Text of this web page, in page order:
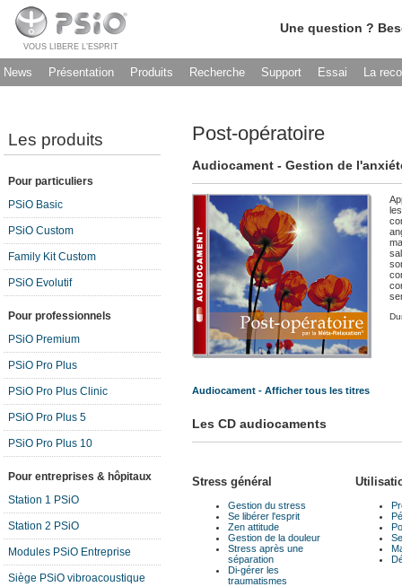
VOUS LIBERE L’ESPRIT
Une question ?
News Présentation Produits Recherche Support Essai La
Les produits
Pour particuliers
PSiO Basic
PSiO Custom
Family Kit Custom
PSiO Evolutif
Pour professionnels
PSiO Premium
PSiO Pro Plus
PSiO Pro Plus Clinic
PSiO Pro Plus 5
PSiO Pro Plus 10
Pour entreprises & hôpitaux
Station 1 PSiO
Station 2 PSiO
Modules PSiO Entreprise
Siège PSiO vibroacoustique
Post-opératoire
Audiocament - Gestion de
Audiocament - Afficher tous les titres
Les CD audiocaments
Stress général
Gestion du stress
Se libérer l'esprit
Zen attitude
Gestion de la douleur
Stress après une
séparation
Di-gérer les
traumatismes